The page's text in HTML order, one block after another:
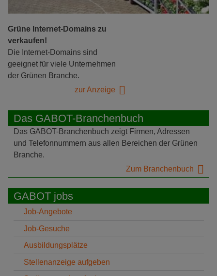
Grüne Internet-Domains zu
verkaufen!
Die Internet-Domains sind
geeignet für viele Unternehmen
der Grünen Branche.
zur Anzeige
Das GABOT-Branchenbuch
Das GABOT-Branchenbuch zeigt Firmen, Adressen
und Telefonnummern aus allen Bereichen der Grünen
Branche.
Zum Branchenbuch
GABOT jobs
Job-Angebote
Job-Gesuche
Ausbildungsplätze
Stellenanzeige aufgeben